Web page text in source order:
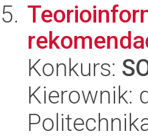
Konkurs:
Kierownik: